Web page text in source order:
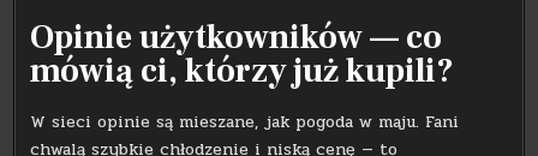
Opinie użytkowników — co
mówią ci, którzy już kupili?
W sieci opinie są mieszane, jak pogoda w maju. Fani
chwalą szybkie chłodzenie i niską cenę — to